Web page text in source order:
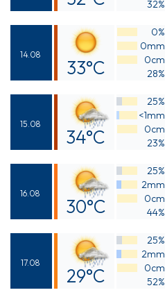
30°C
32%
14.08
33°C
31°C
0%
0mm
0cm
28%
15.08
34°C
32°C
25%
<1mm
0cm
23%
16.08
30°C
30°C
25%
2mm
0cm
44%
17.08
29°C
25%
2mm
0cm
52%